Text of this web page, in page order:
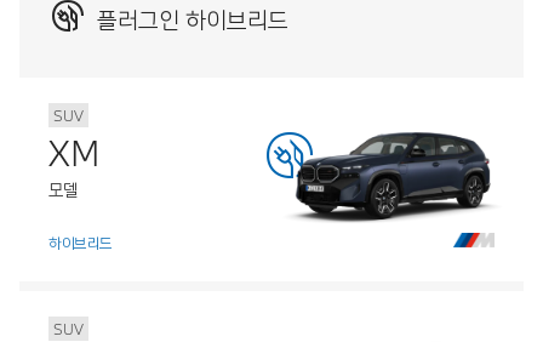
플러그인 하이브리드
SUV
XM
모델
하이브리드
SUV